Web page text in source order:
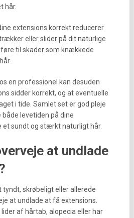
hår.
extensions korrekt reducerer
eller slider på dit naturlige
føre til skader som knækkede
en professionel kan desuden
sidder korrekt, og at eventuelle
i tide. Samlet set er god pleje
levetiden på dine
et sundt og stærkt naturligt hår.
at undlade
tyndt, skrøbeligt eller allerede
at undlade at få extensions.
af hårtab, alopecia eller har